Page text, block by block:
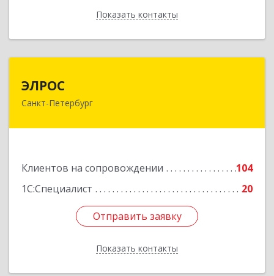
Показать контакты
Назад
ЭЛРОС
Санкт-Петербург
Клиентов на сопровождении
104
1С:Специалист
20
Отправить заявку
Показать контакты
191024, Санкт-Петербург г, Тележная ул, дом №
Отправить заявку
Назад